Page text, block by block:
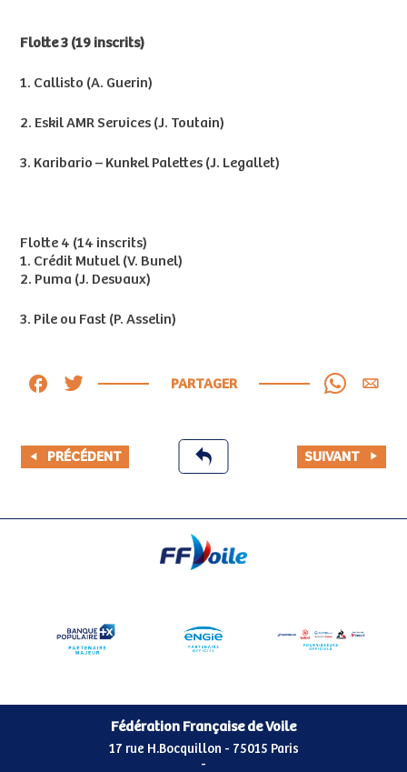
Flotte 3 (19 inscrits)
1. Callisto (A. Guerin)
2. Eskil AMR Services (J. Toutain)
3. Karibario – Kunkel Palettes (J. Legallet)
Flotte 4 (14 inscrits)
1. Crédit Mutuel (V. Bunel)
2. Puma (J. Desvaux)
3. Pile ou Fast (P. Asselin)
PARTAGER
PRÉCÉDENT SUIVANT
Fédération Française de Voile
17 rue H.Bocquillon - 75015 Paris
-